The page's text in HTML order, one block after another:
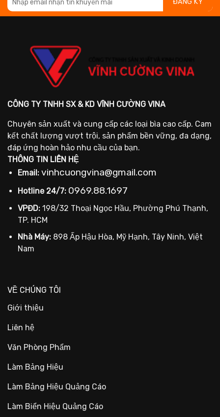
CÔNG TY TNHH SX & KD VĨNH CƯỜNG VINA
Chuyên sản xuất và cung cấp các loại bìa cao cấp. Cam
kết chất lượng vượt trội, sản phẩm bền vững, đa dạng,
đáp ứng hoàn hảo nhu cầu của bạn.
THÔNG TIN LIÊN HỆ
Email: vinhcuongvina@gmail.com
Hotline 24/7: 0969.88.1697
VPĐD: 198/32 Thoại Ngọc Hầu, Phường Phú Thạnh,
TP. HCM
Nhà Máy: 898 Ấp Hậu Hòa, Mỹ Hạnh, Tây Ninh, Việt
Nam
VỀ CHÚNG TÔI
Giới thiệu
Liên hệ
Văn Phòng Phẩm
Làm Bảng Hiệu
Làm Bảng Hiệu Quảng Cáo
Làm Biển Hiệu Quảng Cáo